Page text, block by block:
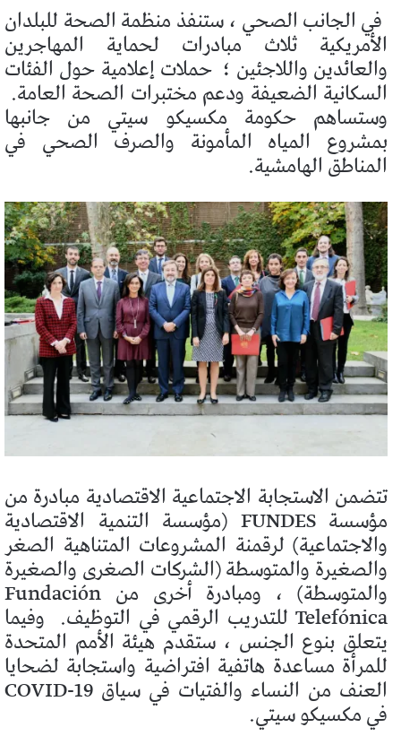
في الجانب الصحي ، ستنفذ منظمة الصحة للبلدان
الأمريكية ثلاث مبادرات لحماية المهاجرين
والعائدين واللاجئين ؛ حملات إعلامية حول الفئات
السكانية الضعيفة ودعم مختبرات الصحة العامة.
وستساهم حكومة مكسيكو سيتي من جانبها
بمشروع المياه المأمونة والصرف الصحي في
المناطق الهامشية.
تتضمن الاستجابة الاجتماعية الاقتصادية مبادرة من
مؤسسة FUNDES (مؤسسة التنمية الاقتصادية
والاجتماعية) لرقمنة المشروعات المتناهية الصغر
والصغيرة والمتوسطة (الشركات الصغرى والصغيرة
والمتوسطة) ، ومبادرة أخرى من Fundación
Telefónica للتدريب الرقمي في التوظيف. وفيما
يتعلق بنوع الجنس ، ستقدم هيئة الأمم المتحدة
للمرأة مساعدة هاتفية افتراضية واستجابة لضحايا
العنف من النساء والفتيات في سياق COVID-19
في مكسيكو سيتي.